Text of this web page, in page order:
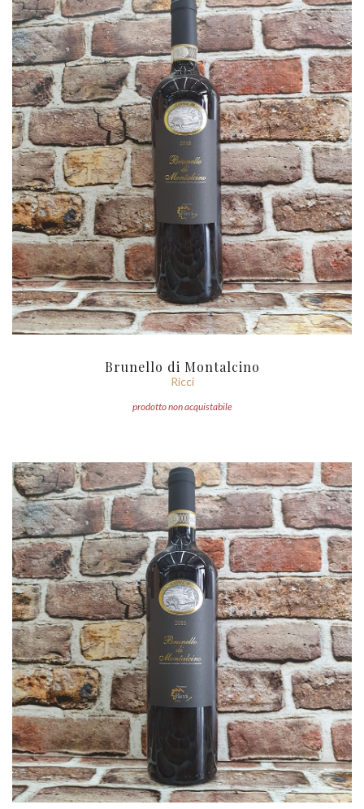
Brunello di Montalcino
Ricci
prodotto non acquistabile